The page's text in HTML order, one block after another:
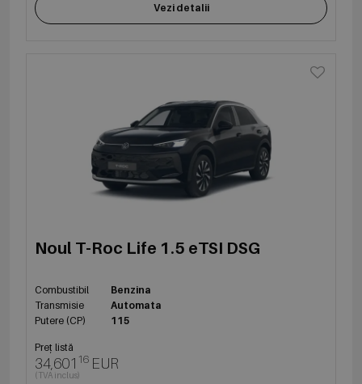
Vezi detalii
Noul T-Roc Life 1.5 eTSI DSG
Combustibil
Benzina
Transmisie
Automata
Putere (CP)
115
Preț listă
34,601 16 EUR
(TVA inclus)